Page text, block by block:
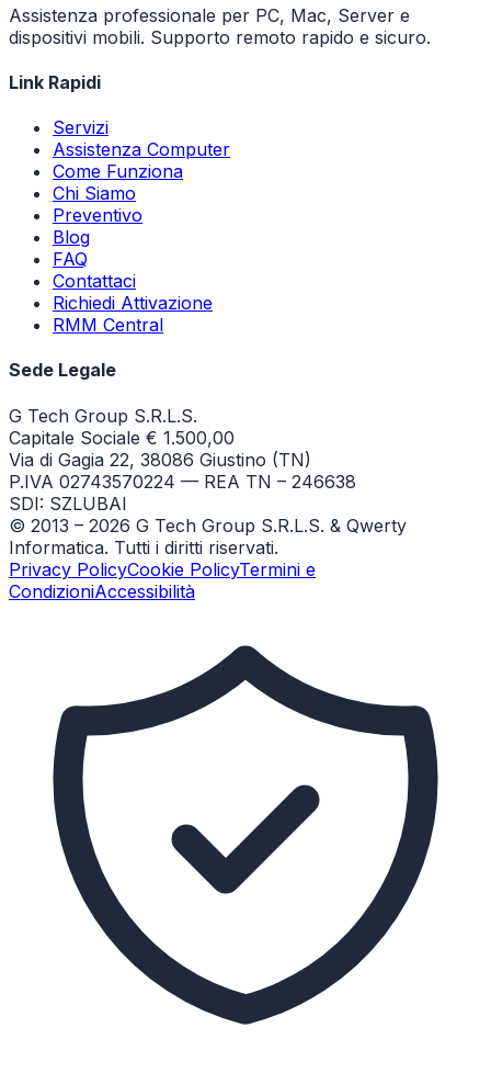
Assistenza professionale per PC, Mac, Server e
dispositivi mobili. Supporto remoto rapido e sicuro.
Link Rapidi
Servizi
Assistenza Computer
Come Funziona
Chi Siamo
Preventivo
Blog
FAQ
Contattaci
Richiedi Attivazione
RMM Central
Sede Legale
G Tech Group S.R.L.S.
Capitale Sociale € 1.500,00
Via di Gagia 22, 38086 Giustino (TN)
P.IVA 02743570224 — REA TN – 246638
SDI: SZLUBAI
© 2013 – 2026 G Tech Group S.R.L.S. & Qwerty
Informatica. Tutti i diritti riservati.
Privacy PolicyCookie PolicyTermini e
CondizioniAccessibilità